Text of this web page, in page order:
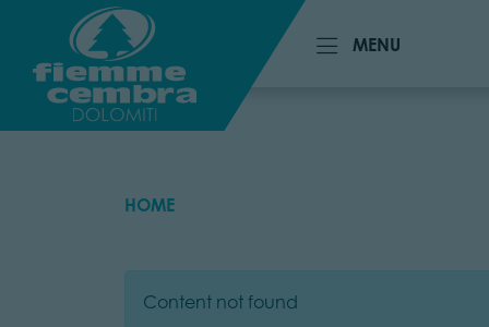
MENU
MENU
HOME
Content not found